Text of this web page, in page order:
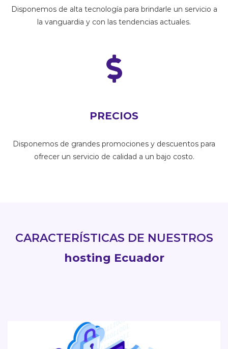
Disponemos de alta tecnología para brindarle un servicio a
la vanguardia y con las tendencias actuales.
PRECIOS
Disponemos de grandes promociones y descuentos para
ofrecer un servicio de calidad a un bajo costo.
CARACTERÍSTICAS DE NUESTROS
hosting Ecuador